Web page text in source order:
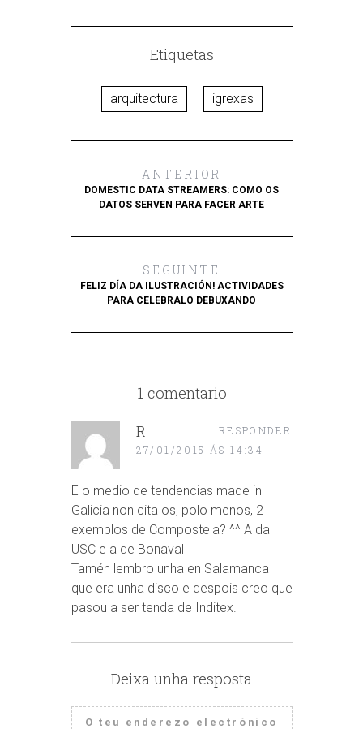
Etiquetas
arquitectura igrexas
ANTERIOR
DOMESTIC DATA STREAMERS: COMO OS
DATOS SERVEN PARA FACER ARTE
SEGUINTE
FELIZ DÍA DA ILUSTRACIÓN! ACTIVIDADES
PARA CELEBRALO DEBUXANDO
1 comentario
R
27/01/2015 ÁS 14:34
E o medio de tendencias made in
Galicia non cita os, polo menos, 2
exemplos de Compostela? ^^ A da
USC e a de Bonaval
Tamén lembro unha en Salamanca
que era unha disco e despois creo que
pasou a ser tenda de Inditex.
RESPONDER
Deixa unha resposta
O teu enderezo electrónico